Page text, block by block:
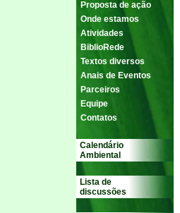
Proposta de ação
Onde estamos
Atividades
BiblioRede
Textos diversos
Anais de Eventos
Parceiros
Equipe
Contatos
Calendário
Ambiental
Lista de
discussões